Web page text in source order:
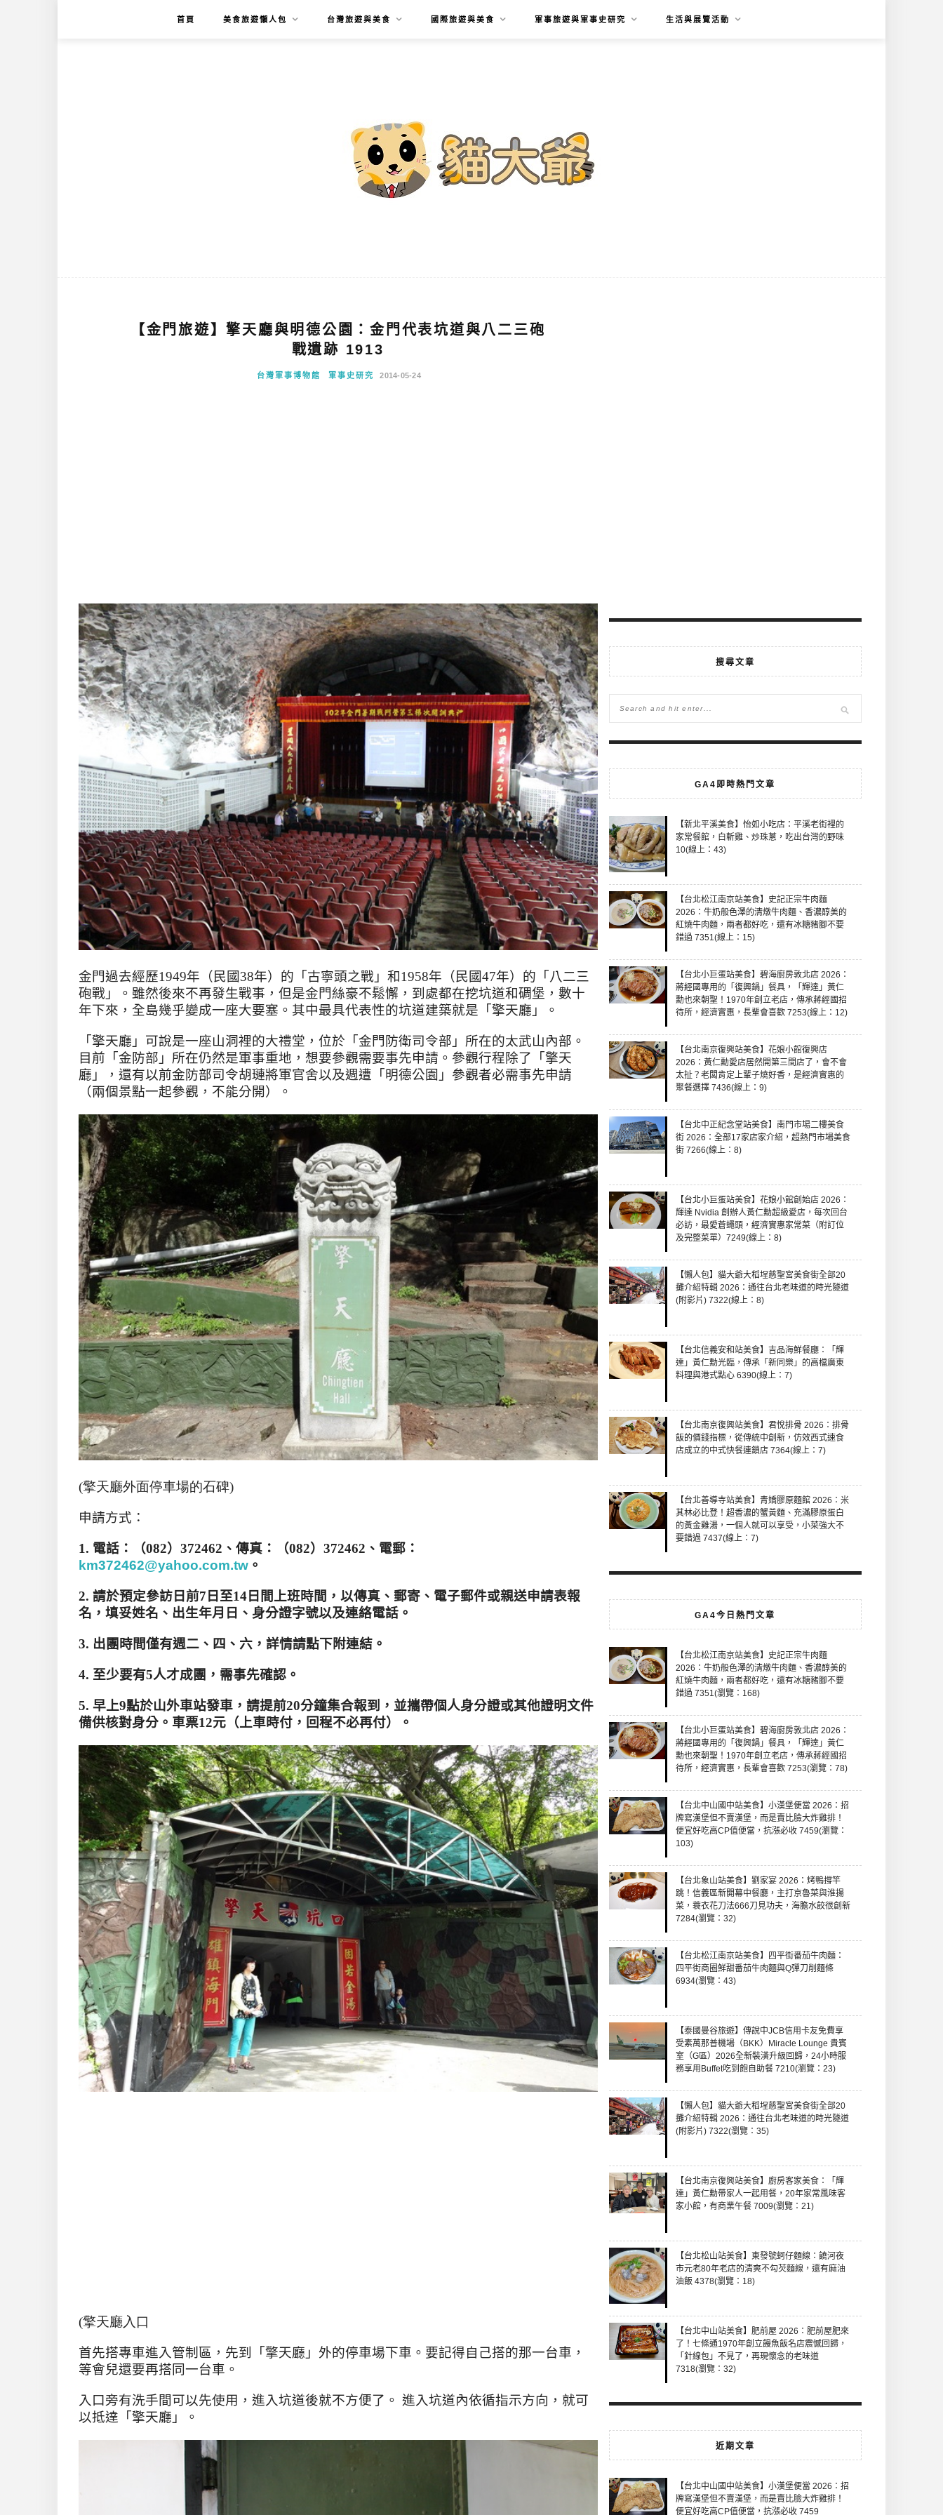
首頁 美食旅遊懶人包 台灣旅遊與美食 國際旅遊與美食 軍事旅遊與軍事史研究 生活與展覽活動
【金門旅遊】擎天廳與明德公園：金門代表坑道與八二三砲
戰遺跡 1913
台灣軍事博物館 軍事史研究 2014-05-24
金門過去經歷1949年（民國38年）的「古寧頭之戰」和1958年（民國47年）的「八二三
砲戰」。雖然後來不再發生戰事，但是金門絲豪不鬆懈，到處都在挖坑道和碉堡，數十
年下來，全島幾乎變成一座大要塞。其中最具代表性的坑道建築就是「擎天廳」。
「擎天廳」可說是一座山洞裡的大禮堂，位於「金門防衛司令部」所在的太武山內部。
目前「金防部」所在仍然是軍事重地，想要參觀需要事先申請。參觀行程除了「擎天
廳」，還有以前金防部司令胡璉將軍官舍以及週遭「明德公園」參觀者必需事先申請
（兩個景點一起參觀，不能分開）。
(擎天廳外面停車場的石碑)
申請方式：
1. 電話：（082） 372462 、傳真：（082） 372462 、電郵：
km372462@yahoo.com.tw。
2. 請於預定參訪日前7 日至14日間上班時間，以傳真、郵寄、電子郵件或親送申請表報
名，填妥姓名、出生年月日、身分證字號以及連絡電話。
3. 出團時間僅有週二、四、六，詳情請點下附連結。
4. 至少要有5人才成團，需事先確認。
5. 早上9點於山外車站發車，請提前20分鐘集合報到，並攜帶個人身分證或其他證明文件
備供核對身分。車票12元（上車時付，回程不必再付）。
(擎天廳入口
首先搭專車進入管制區，先到「擎天廳」外的停車場下車。要記得自己搭的那一台車，
等會兒還要再搭同一台車。
入口旁有洗手間可以先使用，進入坑道後就不方便了。 進入坑道內依循指示方向，就可
以抵達「擎天廳」。
搜尋文章
GA4即時熱門文章
【新北平溪美食】怡如小吃店：平溪老街裡的
家常餐館，白斬雞、炒珠蔥，吃出台灣的野味
10(線上：43)
【台北松江南京站美食】史記正宗牛肉麵
2026：牛奶般色澤的清燉牛肉麵、香濃醇美的
紅燒牛肉麵，兩者都好吃，還有冰糖豬腳不要
錯過 7351(線上：15)
【台北小巨蛋站美食】碧海廚房敦北店 2026：
蔣經國專用的「復興鍋」餐具，「輝達」黃仁
勳也來朝聖！1970年創立老店，傳承蔣經國招
待所，經濟實惠，長輩會喜歡 7253(線上：12)
【台北南京復興站美食】花娘小館復興店
2026：黃仁勳愛店居然開第三間店了，會不會
太扯？老闆肯定上輩子燒好香，是經濟實惠的
聚餐選擇 7436(線上：9)
【台北中正紀念堂站美食】南門市場二樓美食
街 2026：全部17家店家介紹，超熱門市場美食
街 7266(線上：8)
【台北小巨蛋站美食】花娘小館創始店 2026：
輝達 Nvidia 創辦人黃仁勳超級愛店，每次回台
必訪，最愛蒼蠅頭，經濟實惠家常菜（附訂位
及完整菜單）7249(線上：8)
【懶人包】貓大爺大稻埕慈聖宮美食街全部20
攤介紹特輯 2026：通往台北老味道的時光隧道
(附影片) 7322(線上：8)
【台北信義安和站美食】吉品海鮮餐廳：「輝
達」黃仁勳光臨，傳承「新同樂」的高檔廣東
料理與港式點心 6390(線上：7)
【台北南京復興站美食】君悅排骨 2026：排骨
飯的價錢指標，從傳統中創新，仿效西式速食
店成立的中式快餐連鎖店 7364(線上：7)
【台北善導寺站美食】青嬌膠原麵館 2026：米
其林必比登！超香濃的蟹黃麵、充滿膠原蛋白
的黃金雞湯，一個人就可以享受，小菜強大不
要錯過 7437(線上：7)
GA4今日熱門文章
【台北松江南京站美食】史記正宗牛肉麵
2026：牛奶般色澤的清燉牛肉麵、香濃醇美的
紅燒牛肉麵，兩者都好吃，還有冰糖豬腳不要
錯過 7351(瀏覽：168)
【台北小巨蛋站美食】碧海廚房敦北店 2026：
蔣經國專用的「復興鍋」餐具，「輝達」黃仁
勳也來朝聖！1970年創立老店，傳承蔣經國招
待所，經濟實惠，長輩會喜歡 7253(瀏覽：78)
【台北中山國中站美食】小漢堡便當 2026：招
牌寫漢堡但不賣漢堡，而是賣比臉大炸雞排！
便宜好吃高CP值便當，抗漲必收 7459(瀏覽：
103)
【台北象山站美食】劉家宴 2026：烤鴨撐竿
跳！信義區新開幕中餐廳，主打京魯菜與淮揚
菜，蓑衣花刀法666刀見功夫，海膽水餃很創新
7284(瀏覽：32)
【台北松江南京站美食】四平街番茄牛肉麵：
四平街商圈鮮甜番茄牛肉麵與Q彈刀削麵條
6934(瀏覽：43)
【泰國曼谷旅遊】傳說中JCB信用卡友免費享
受素萬那普機場（BKK）Miracle Lounge 貴賓
室（G區）2026全新裝潢升級回歸，24小時服
務享用Buffet吃到飽自助餐 7210(瀏覽：23)
【懶人包】貓大爺大稻埕慈聖宮美食街全部20
攤介紹特輯 2026：通往台北老味道的時光隧道
(附影片) 7322(瀏覽：35)
【台北南京復興站美食】廚房客家美食：「輝
達」黃仁勳帶家人一起用餐，20年家常風味客
家小館，有商業午餐 7009(瀏覽：21)
【台北松山站美食】東發號蚵仔麵線：饒河夜
市元老80年老店的清爽不勾芡麵線，還有麻油
油飯 4378(瀏覽：18)
【台北中山站美食】肥前屋 2026：肥前屋肥來
了！七條通1970年創立饅魚飯名店震憾回歸，
「針線包」不見了，再現懷念的老味道
7318(瀏覽：32)
近期文章
【台北中山國中站美食】小漢堡便當 2026：招
牌寫漢堡但不賣漢堡，而是賣比臉大炸雞排！
便宜好吃高CP值便當，抗漲必收 7459